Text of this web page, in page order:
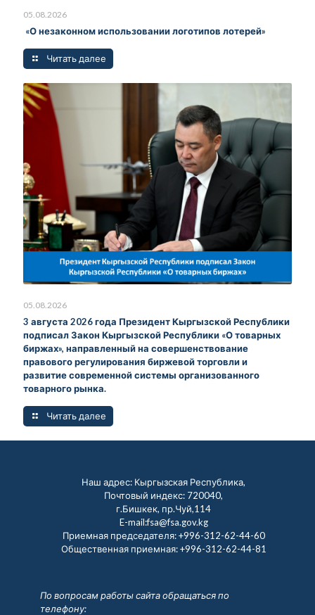
05.08.2026
«О незаконном использовании логотипов лотерей»
Читать далее
05.08.2026
3 августа 2026 года Президент Кыргызской Республики
подписал Закон Кыргызской Республики «О товарных
биржах», направленный на совершенствование
правового регулирования биржевой торговли и
развитие современной системы организованного
товарного рынка.
Читать далее
Наш адрес: Кыргызская Республика,
Почтовый индекс: 720040,
г.Бишкек, пр.Чуй,114
E-mail:fsa@fsa.gov.kg
Приемная председателя:+996-312-62-44-60
Общественная приемная:+996-312-62-44-81
По вопросам работы сайта обращаться по
телефону: